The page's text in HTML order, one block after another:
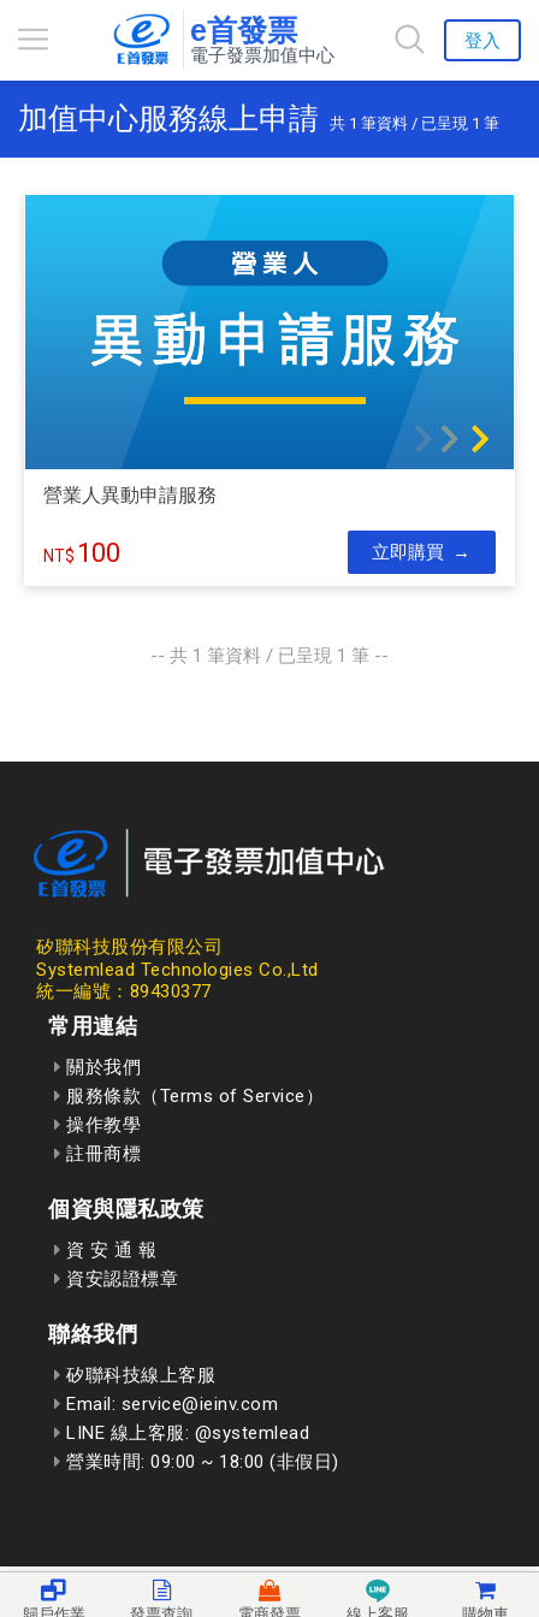
e首發票
電子發票加值中心
登入
加值中心服務線上申請 共 1 筆資料 / 已呈現 1 筆
營業人異動申請服務
100 立即購買
-- 共 1 筆資料 / 已呈現 1 筆 --
矽聯科技股份有限公司
Systemlead Technologies Co.,Ltd
統一編號：89430377
常用連結
關於我們
服務條款（Terms of Service）
操作教學
註冊商標
個資與隱私政策
資 安 通 報
資安認證標章
聯絡我們
矽聯科技線上客服
Email: service@ieinv.com
LINE 線上客服: @systemlead
營業時間: 09:00 ~ 18:00 (非假日)